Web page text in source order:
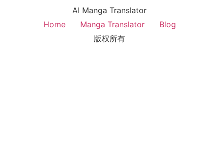
AI Manga Translator
Home
Manga Translator
Blog
版权所有